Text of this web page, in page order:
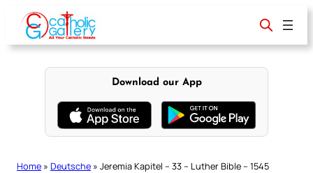
content
Download our App
Home » Deutsche » Jeremia Kapitel – 33 – Luther Bible – 1545